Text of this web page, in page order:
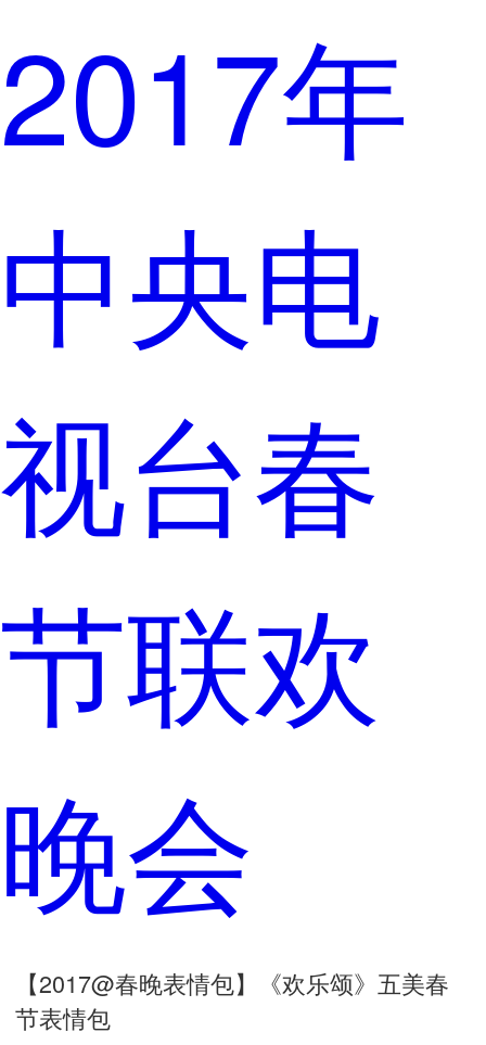
2017年
中央电
视台春
节联欢
晚会
【2017@春晚表情包】《欢乐颂》五美春
节表情包